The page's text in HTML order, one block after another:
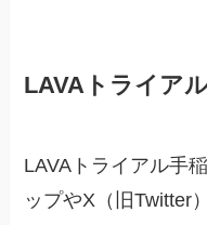
LAVAトライア
LAVAトライアル手
ップやX（旧Twitter